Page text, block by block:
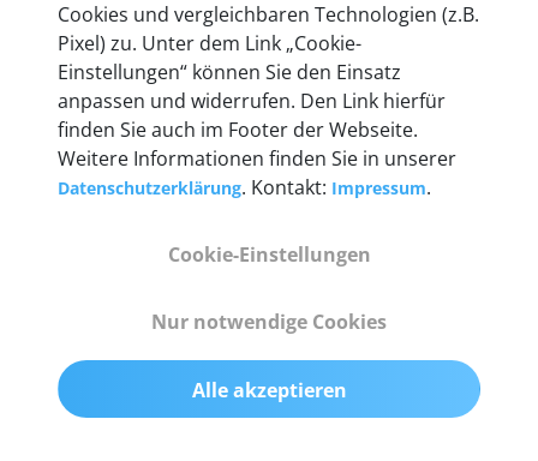
Technische Details &
Lieferumfang
55 mm x 25 mm x 12 mm
200 g
OBD2-Pins
Cookies und vergleichbaren Technologien (z.B.
Pixel) zu. Unter dem Link „Cookie-
Einstellungen“ können Sie den Einsatz
anpassen und widerrufen. Den Link hierfür
finden Sie auch im Footer der Webseite.
Weitere Informationen finden Sie in unserer
Datenschutzerklärung. Kontakt: Impressum.
Cookie-Einstellungen
Nur notwendige Cookies
Alle akzeptieren